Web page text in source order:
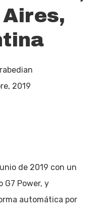
2019
de 2019 con un
G7 Power, y
automática por